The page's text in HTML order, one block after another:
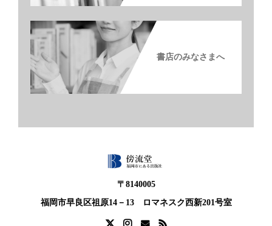
書店のみなさまへ
〒8140005
福岡市早良区祖原14－13 ロマネスク西新201号室